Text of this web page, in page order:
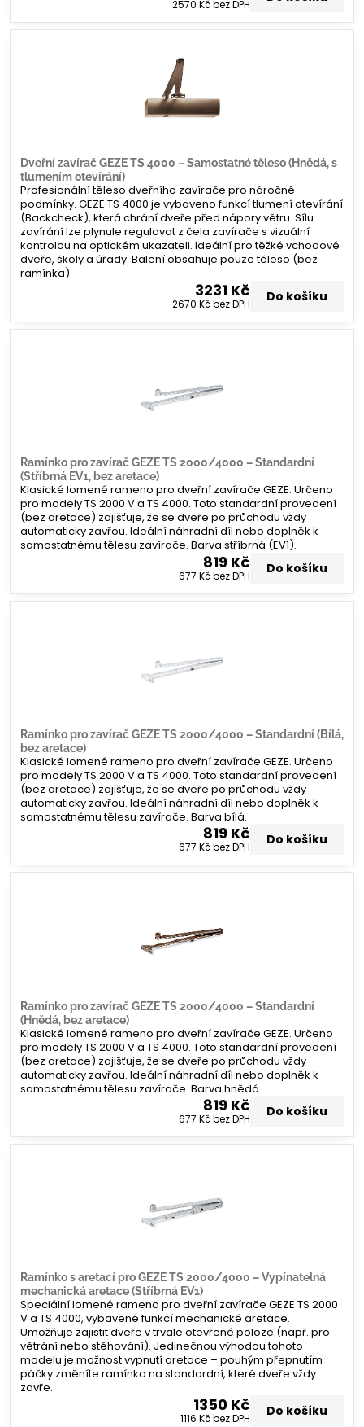
2570 Kčbez DPH
Dveřní zavírač GEZE TS 4000 – Samostatné těleso (Hnědá, s
tlumením otevírání)
Profesionální těleso dveřního zavírače pro náročné
podmínky. GEZE TS 4000 je vybaveno funkcí tlumení otevírání
(Backcheck), která chrání dveře před nápory větru. Sílu
zavírání lze plynule regulovat z čela zavírače s vizuální
kontrolou na optickém ukazateli. Ideální pro těžké vchodové
dveře, školy a úřady. Balení obsahuje pouze těleso (bez
ramínka).
3231 Kč
2670 Kčbez DPH Do košíku
Ramínko pro zavírač GEZE TS 2000/4000 – Standardní
(Stříbrná EV1, bez aretace)
Klasické lomené rameno pro dveřní zavírače GEZE. Určeno
pro modely TS 2000 V a TS 4000. Toto standardní provedení
(bez aretace) zajišťuje, že se dveře po průchodu vždy
automaticky zavřou. Ideální náhradní díl nebo doplněk k
samostatnému tělesu zavírače. Barva stříbrná (EV1).
819 Kč
677 Kčbez DPH Do košíku
Ramínko pro zavírač GEZE TS 2000/4000 – Standardní (Bílá,
bez aretace)
Klasické lomené rameno pro dveřní zavírače GEZE. Určeno
pro modely TS 2000 V a TS 4000. Toto standardní provedení
(bez aretace) zajišťuje, že se dveře po průchodu vždy
automaticky zavřou. Ideální náhradní díl nebo doplněk k
samostatnému tělesu zavírače. Barva bílá.
819 Kč
677 Kčbez DPH Do košíku
Ramínko pro zavírač GEZE TS 2000/4000 – Standardní
(Hnědá, bez aretace)
Klasické lomené rameno pro dveřní zavírače GEZE. Určeno
pro modely TS 2000 V a TS 4000. Toto standardní provedení
(bez aretace) zajišťuje, že se dveře po průchodu vždy
automaticky zavřou. Ideální náhradní díl nebo doplněk k
samostatnému tělesu zavírače. Barva hnědá.
819 Kč
677 Kčbez DPH Do košíku
Ramínko s aretací pro GEZE TS 2000/4000 – Vypínatelná
mechanická aretace (Stříbrná EV1)
Speciální lomené rameno pro dveřní zavírače GEZE TS 2000
V a TS 4000, vybavené funkcí mechanické aretace.
Umožňuje zajistit dveře v trvale otevřené poloze (např. pro
větrání nebo stěhování). Jedinečnou výhodou tohoto
modelu je možnost vypnutí aretace – pouhým přepnutím
páčky změníte ramínko na standardní, které dveře vždy
zavře.
1350 Kč
1116 Kčbez DPH Do košíku